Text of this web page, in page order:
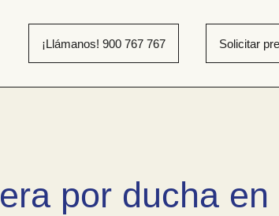
¡Llámanos! 900 767 767 Solicitar
bañera por
por ducha en